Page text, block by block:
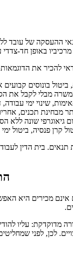
ההעסקה של עובד
באופן חד-
להכיר את הדוגמאות
בונוסים קבועים
מבלי לקבל את
שינוי ימי
מבחינת תכנים,
גיאוגרפי שונה ללא
קרן פנסיה, ביטול
בית הדין
מכירים היא
מדוקדקת: עליו
לכן, לפני